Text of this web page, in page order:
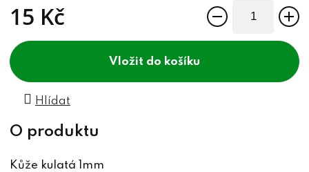
15 Kč
do košíku
Hlídat
Kůže kulatá 1mm